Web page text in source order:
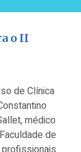
o II
de Clínica
médico
de